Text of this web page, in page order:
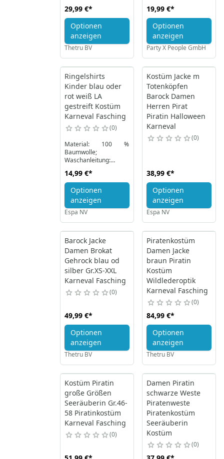
29,99 €*
Optionen
anzeigen
Thetru BV
19,99 €*
Optionen
anzeigen
Party X People GmbH
Ringelshirts
Kinder blau oder
rot weiß LA
gestreift Kostüm
Karneval Fasching
0
Material: 100 %
Baumwolle;
Waschanleitung:
14,99 €*
Optionen
anzeigen
Espa NV
Kostüm Jacke m
Totenköpfen
Barock Damen
Herren Pirat
Piratin Halloween
Karneval
0
38,99 €*
Optionen
anzeigen
Espa NV
Barock Jacke
Damen Brokat
Gehrock blau od
silber Gr.XS-XXL
Karneval Fasching
0
49,99 €*
Optionen
anzeigen
Thetru BV
Piratenkostüm
Damen Jacke
braun Piratin
Kostüm
Wildlederoptik
Karneval Fasching
0
84,99 €*
Optionen
anzeigen
Thetru BV
Kostüm Piratin
große Größen
Seeräuberin Gr.46-
58 Piratinkostüm
Karneval Fasching
0
Damen Piratin
schwarze Weste
Piratenweste
Piratenkostüm
Seeräuberin
Kostüm
0